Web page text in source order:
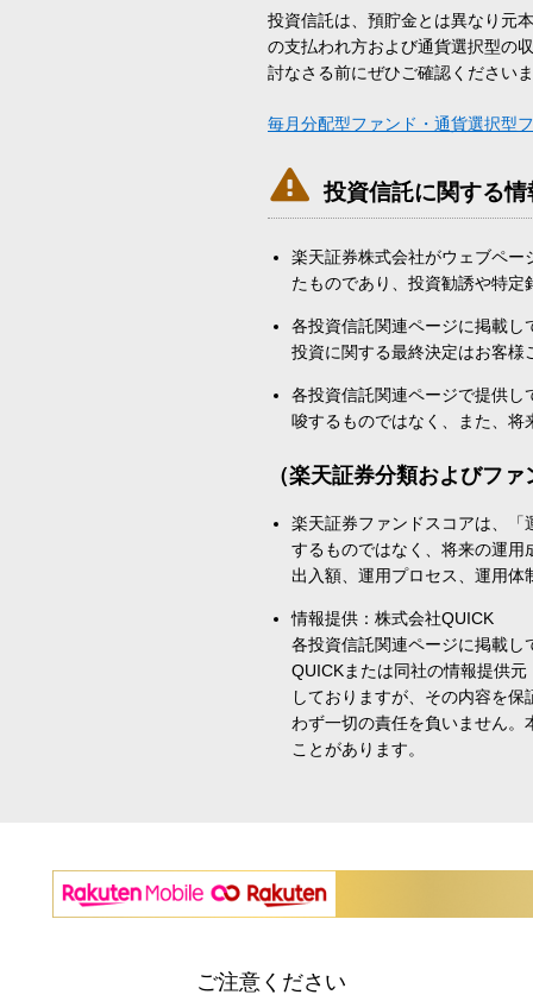
投資信託は、預貯金とは異なり元
の支払われ方および通貨選択型の
討なさる前にぜひご確認ください
毎月分配型ファンド・通貨選択型
 投資信託に関する
楽天証券株式会社がウェブペ
たものであり、投資勧誘や特
各投資信託関連ページに掲載
投資に関する最終決定はお客
各投資信託関連ページで提供
唆するものではなく、また、
（楽天証券分類およびフ
楽天証券ファンドスコアは、
するものではなく、将来の運
出入額、運用プロセス、運用
情報提供：株式会社QUICK
各投資信託関連ページに掲載
QUICKまたは同社の情報提供
しておりますが、その内容を
わず一切の責任を負いません
ことがあります。
ご注意ください